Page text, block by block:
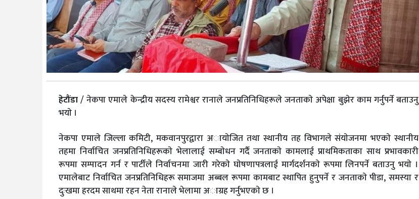
हेटौंडा/ नेकपा एमाले केन्द्रीय सदस्य रामेश्वर रानाले जनप्रतिनिधिहरूले जनताकाे अपेक्षा बुझेर काम गर्नुपर्ने बताउनु
भयाे ।
नेकपा एमाले जिल्ला कमिटी, मकवानपुरद्वारा अायाेजित तथा स्थानीय तह विभागले संयाेजनमा भएकाे स्थानीय
तहमा निर्वाचित जनप्रतिनिधिहरूकाे भेलालाई सम्बाेधन गर्दै जनताकाे कामलाई प्राथमिकताका साथ प्रभावकारी
रूपमा सम्पादन गर्न र पार्टीले निर्वाचनमा जारी गरेकाे घाेषणापत्रलाई मार्गदर्शनकाे रूपमा लिनपर्ने बताउनु भयाे ।
एमालेबाट निर्वाचित जनप्रतिनिधिहरू समाजमा अब्बल रूपमा कामबाट स्थापित हुनुपर्ने र जनताकाे पीडा, समस्या र
दुःखमा हरदम साथमा रहन नेता रानाले भेलामा अाग्रह गर्नुभएकाे छ ।